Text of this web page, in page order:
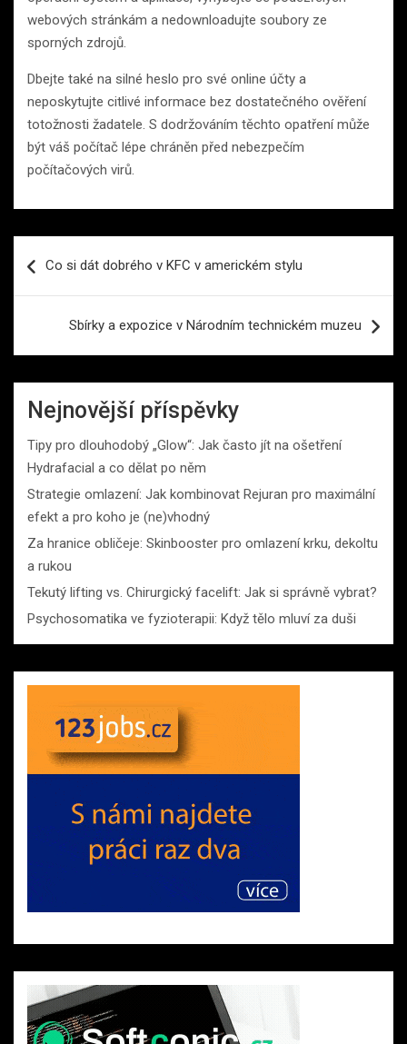
webových stránkám a nedownloadujte soubory ze
sporných zdrojů.
Dbejte také na silné heslo pro své online účty a
neposkytujte citlivé informace bez dostatečného ověření
totožnosti žadatele. S dodržováním těchto opatření může
být váš počítač lépe chráněn před nebezpečím
počítačových virů.
proCo si dát dobrého v KFC v americkém stylu
Sbírky a expozice v Národním technickém muzeu
Nejnovější příspěvky
Tipy pro dlouhodobý „Glow“: Jak často jít na ošetření
Hydrafacial a co dělat po něm
Strategie omlazení: Jak kombinovat Rejuran pro maximální
efekt a pro koho je (ne)vhodný
Za hranice obličeje: Skinbooster pro omlazení krku, dekoltu
a rukou
Tekutý lifting vs. Chirurgický facelift: Jak si správně vybrat?
Psychosomatika ve fyzioterapii: Když tělo mluví za duši